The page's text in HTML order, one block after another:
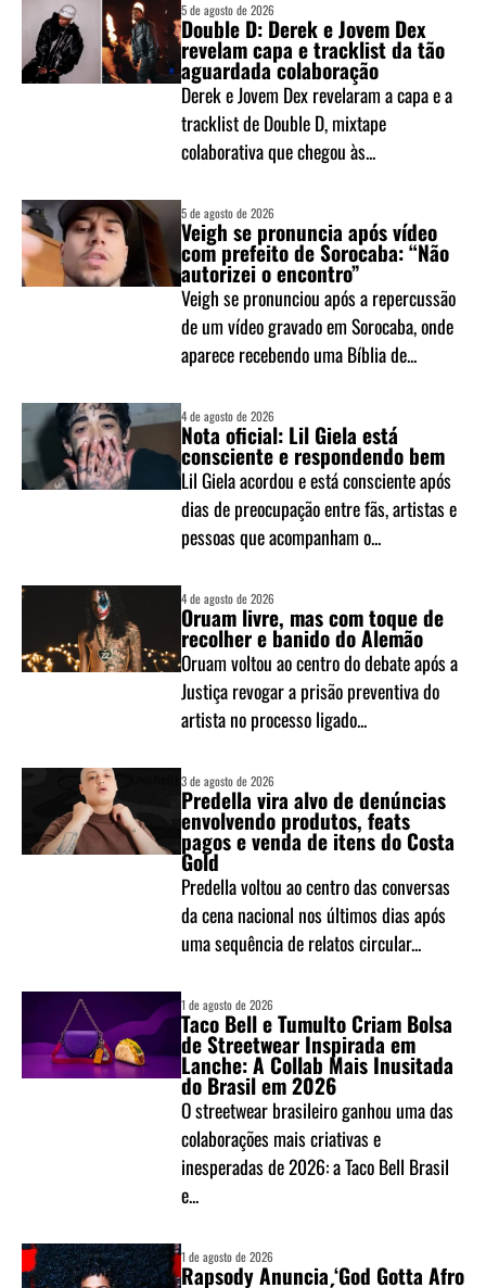
5 de agosto de 2026
Double D: Derek e Jovem Dex
revelam capa e tracklist da tão
aguardada colaboração
Derek e Jovem Dex revelaram a capa e a
tracklist de Double D, mixtape
colaborativa que chegou às...
5 de agosto de 2026
Veigh se pronuncia após vídeo
com prefeito de Sorocaba: “Não
autorizei o encontro”
Veigh se pronunciou após a repercussão
de um vídeo gravado em Sorocaba, onde
aparece recebendo uma Bíblia de...
4 de agosto de 2026
Nota oficial: Lil Giela está
consciente e respondendo bem
Lil Giela acordou e está consciente após
dias de preocupação entre fãs, artistas e
pessoas que acompanham o...
4 de agosto de 2026
Oruam livre, mas com toque de
recolher e banido do Alemão
Oruam voltou ao centro do debate após a
Justiça revogar a prisão preventiva do
artista no processo ligado...
3 de agosto de 2026
Predella vira alvo de denúncias
envolvendo produtos, feats
pagos e venda de itens do Costa
Gold
Predella voltou ao centro das conversas
da cena nacional nos últimos dias após
uma sequência de relatos circular...
1 de agosto de 2026
Taco Bell e Tumulto Criam Bolsa
de Streetwear Inspirada em
Lanche: A Collab Mais Inusitada
do Brasil em 2026
O streetwear brasileiro ganhou uma das
colaborações mais criativas e
inesperadas de 2026: a Taco Bell Brasil
e...
1 de agosto de 2026
Rapsody Anuncia ‘God Gotta Afro